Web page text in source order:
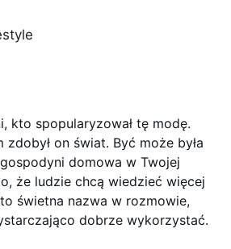
kto spopularyzował tę modę.
on świat. Być może była
domowa w Twojej
że ludzie chcą wiedzieć więcej
świetna nazwa w rozmowie,
dobrze wykorzystać.